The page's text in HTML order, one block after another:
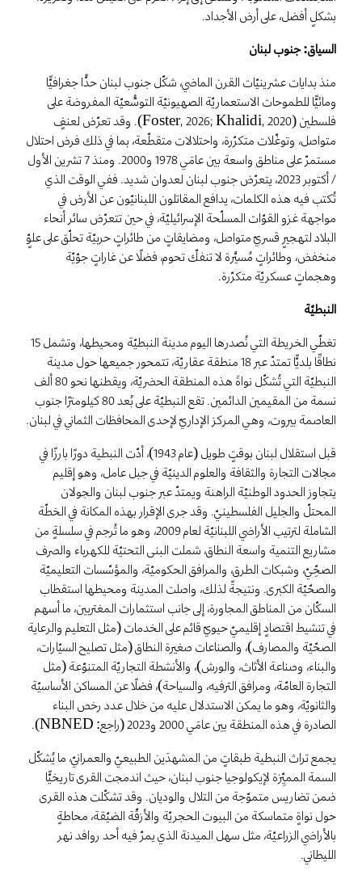
بشكلٍ أفضل، على أرض الأجداد.
السياق: جنوب لبنان
منذ بدايات عشرينيّات القرن الماضي، شكّل جنوب لبنان حدًّا جغرافيًّا
ومائيًّا للطموحات الاستعماريّة الصهيونيّة التوسُّعيّة المفروضة على
فلسطين (Foster, 2026; Khalidi, 2020). وقد تعرّض لعنفٍ
متواصل، وتوغّلات متكرّرة، واحتلالات متقطّعة، بما في ذلك فرض احتلال
مستمرّ على مناطق واسعة بين عامَي 1978 و2000. ومنذ 7 تشرين الأول
/ أكتوبر 2023، يتعرّض جنوب لبنان لعدوان شديد. ففي الوقت الذي
تُكتب فيه هذه الكلمات، يدافع المقاتلون اللبنانيّون عن الأرض في
مواجهة غزو القوّات المسلّحة الإسرائيليّة، في حين تتعرّض سائر أنحاء
البلاد لتهجيرٍ قسريّ متواصل، ومضايقاتٍ من طائراتٍ حربيّة تحلّق على علوٍّ
منخفض، وطائراتٍ مُسيَّرة لا تنفكّ تحوم، فضلًا عن غاراتٍ جوّيّة
وهجماتٍ عسكريّة متكرّرة.
النبطيّة
تغطّي الخريطة التي نُصدرها اليوم مدينة النبطيّة ومحيطها، وتشمل 15
نطاقًا بلديًّا تمتدّ عبر 18 منطقة عقاريّة، تتمحور جميعها حول مدينة
النبطيّة التي تُشكّل نواةَ هذه المنطقة الحضريّة، ويقطنها نحو 80 ألف
نسمة من المقيمين الدائمين. تقع النبطيّة على بُعد 80 كيلومترًا جنوب
العاصمة بيروت، وهي المركز الإداريّ لإحدى المحافظات الثماني في لبنان.
قبل استقلال لبنان بوقتٍ طويل (عام 1943)، أدّت النبطية دورًا بارزًا في
مجالات التجارة والثقافة والعلوم الدينيّة في جبل عامل، وهو إقليم
يتجاوز الحدود الوطنيّة الراهنة ويمتدّ عبر جنوب لبنان والجولان
المحتلّ والجليل الفلسطينيّ. وقد جرى الإقرار بهذه المكانة في الخطّة
الشاملة لترتيب الأراضي اللبنانيّة لعام 2009، وهو ما تُرجم في سلسلةٍ من
مشاريع التنمية واسعة النطاق، شملت البنى التحتيّة للكهرباء والصرف
الصحِّيّ، وشبكات الطرق، والمرافق الحكوميّة، والمؤسّسات التعليميّة
والصحّيّة الكبرى. ونتيجةً لذلك، واصلت المدينة ومحيطها استقطاب
السكّان من المناطق المجاورة، إلى جانب استثمارات المغتربين، ما أسهم
في تنشيط اقتصادٍ إقليميّ حيويّ قائم على الخدمات (مثل التعليم والرعاية
الصحّيّة والمصارف)، والصناعات صغيرة النطاق (مثل تصليح السيّارات،
والبناء، وصناعة الأثاث، والورش)، والأنشطة التجاريّة المتنوّعة (مثل
التجارة العامّة، ومرافق الترفيه، والسياحة)، فضلًا عن المساكن الأساسيّة
والثانويّة، وهو ما يمكن الاستدلال عليه من خلال عدد رخص البناء
الصادرة في هذه المنطقة بين عامَي 2000 و2023 (راجع: NBNED).
يجمع تراث النبطية طبقاتٍ من المشهدَين الطبيعيّ والعمرانيّ، ما يُشكّل
السمة المميِّزة لإيكولوجيا جنوب لبنان، حيث اندمجت القرى تاريخيًّا
ضمن تضاريس متموّجة من التلال والوديان. وقد تشكّلت هذه القرى
حول نواةٍ متماسكة من البيوت الحجريّة والأزقّة الضيّقة، محاطةٍ
بالأراضي الزراعيّة، مثل سهل الميدنة الذي يمرّ فيه أحد روافد نهر
الليطاني.